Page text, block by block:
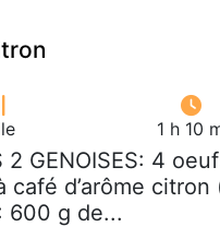
1 h 10
2 GENOISES: 4
d’arôme citron
600 g de...